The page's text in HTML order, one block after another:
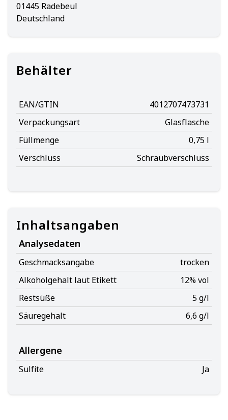
01445 Radebeul
Deutschland
Behälter
EAN/GTIN
4012707473731
Verpackungsart
Glasflasche
Füllmenge
0,75 l
Verschluss
Schraubverschluss
Inhaltsangaben
Analysedaten
Geschmacksangabe
trocken
Alkoholgehalt laut Etikett
12% vol
Restsüße
5 g/l
Säuregehalt
6,6 g/l
Allergene
Sulfite Ja